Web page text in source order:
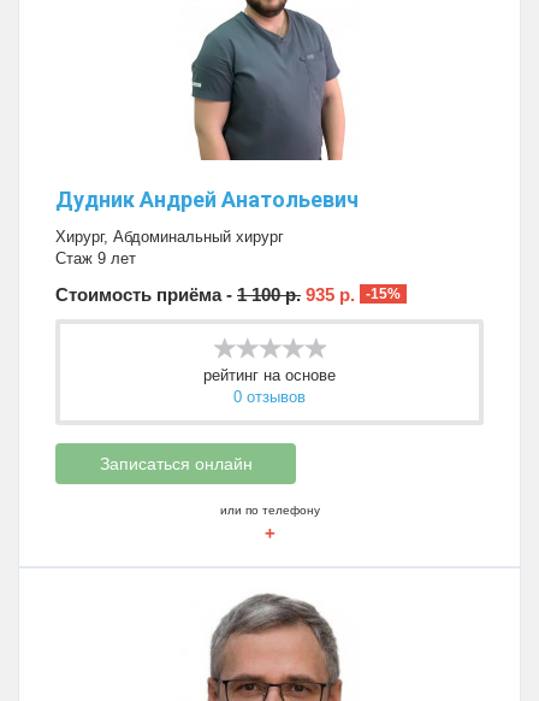
Дудник Андрей Анатольевич
Хирург, Абдоминальный хирург
Стаж 9 лет
Стоимость приёма - 1 100 р. 935 р. -15%
рейтинг на основе
0 отзывов
Записаться онлайн
или по телефону
+